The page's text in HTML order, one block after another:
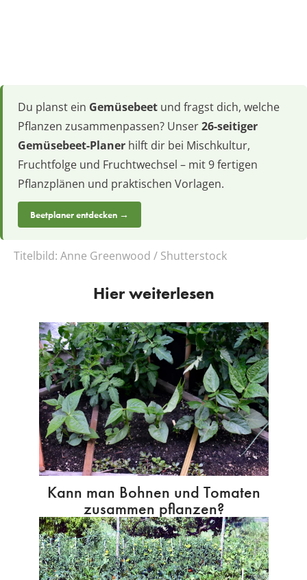
Du planst ein Gemüsebeet und fragst dich, welche
Pflanzen zusammenpassen? Unser26-seitiger
Gemüsebeet-Planer hilft dir bei Mischkultur,
Fruchtfolge und Fruchtwechsel – mit 9 fertigen
Pflanzplänen und praktischen Vorlagen.
Beetplaner entdecken →
Titelbild: Anne Greenwood / Shutterstock
Hier weiterlesen
Kann man Bohnen und Tomaten
zusammen pflanzen?